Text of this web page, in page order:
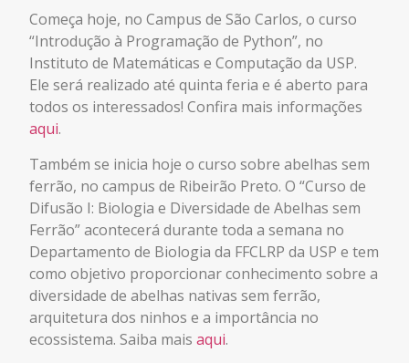
Começa hoje, no Campus de São Carlos, o curso
“Introdução à Programação de Python”, no
Instituto de Matemáticas e Computação da USP.
Ele será realizado até quinta feria e é aberto para
todos os interessados! Confira mais informações
aqui.
Também se inicia hoje o curso sobre abelhas sem
ferrão, no campus de Ribeirão Preto. O “Curso de
Difusão I: Biologia e Diversidade de Abelhas sem
Ferrão” acontecerá durante toda a semana no
Departamento de Biologia da FFCLRP da USP e tem
como objetivo proporcionar conhecimento sobre a
diversidade de abelhas nativas sem ferrão,
arquitetura dos ninhos e a importância no
ecossistema. Saiba mais aqui.